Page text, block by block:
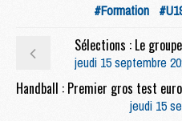
#Formation
jeudi 15 septembre
jeudi 15